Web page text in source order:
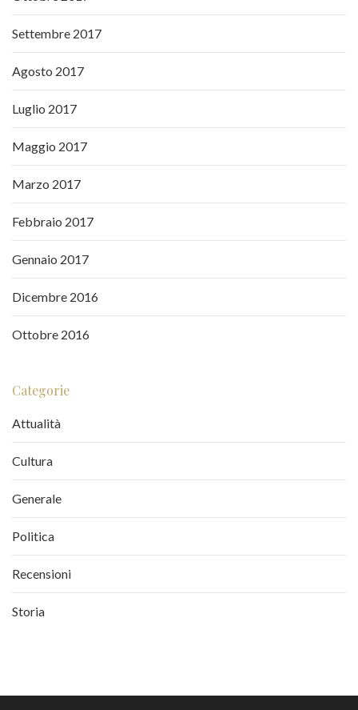
Settembre 2017
Agosto 2017
Luglio 2017
Maggio 2017
Marzo 2017
Febbraio 2017
Gennaio 2017
Dicembre 2016
Ottobre 2016
Categorie
Attualità
Cultura
Generale
Politica
Recensioni
Storia